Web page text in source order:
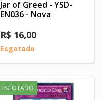
Jar of Greed - YSD-
EN036 - Nova
R$ 16,00
Esgotado
ESGOTADO